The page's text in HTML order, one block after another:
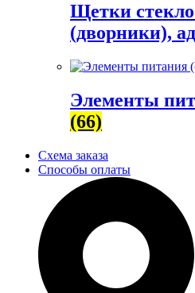
Щетки
(дворники),
Элементы
(66)
Схема заказа
Способы оплаты